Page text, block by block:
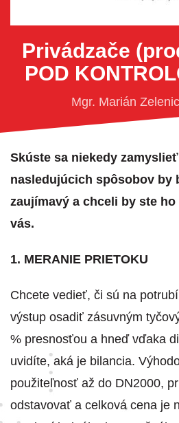
Privádzače
POD
Mgr. Marián
Skúste sa niekedy
nasledujúcich spôsobov by
zaujímavý a chceli by ste
vás.
1. MERANIE PRIETOKU
Chcete vedieť, či sú na
výstup osadiť zásuvným
% presnosťou a hneď vďaka
uvidíte, aká je bilancia.
použiteľnosť až do DN2000,
odstavovať a celková cena je